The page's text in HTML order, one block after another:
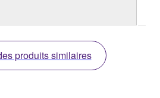
produits similaires